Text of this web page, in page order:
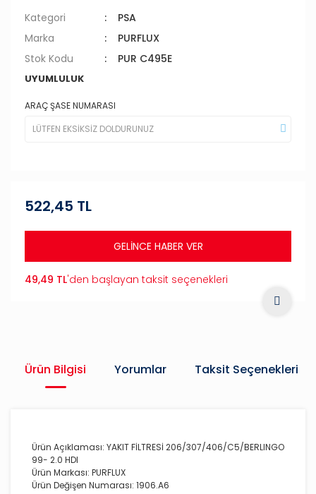
Kategori
PSA
Marka
PURFLUX
Stok Kodu
PUR C495E
UYUMLULUK
ARAÇ ŞASE NUMARASI
522,45 TL
GELİNCE HABER VER
49,49 TL'den başlayan taksit seçenekleri
Ürün Bilgisi Yorumlar Taksit Seçenekleri
Ürün Açıklaması: YAKIT FİLTRESİ 206/307/406/C5/BERLINGO
99- 2.0 HDI
Ürün Markası: PURFLUX
Ürün Değişen Numarası: 1906.A6